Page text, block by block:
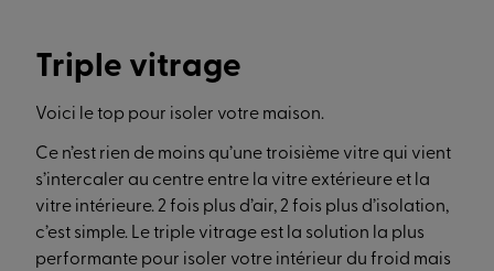
Triple vitrage
Voici le top pour isoler votre maison.
Ce n’est rien de moins qu’une troisième vitre qui vient
s’intercaler au centre entre la vitre extérieure et la
vitre intérieure. 2 fois plus d’air, 2 fois plus d’isolation,
c’est simple. Le triple vitrage est la solution la plus
performante pour isoler votre intérieur du froid mais